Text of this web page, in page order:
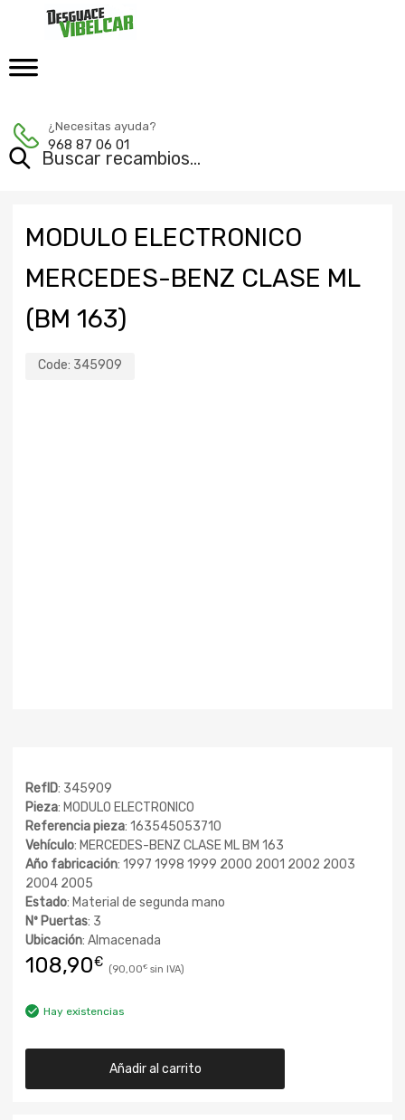
¿Necesitas ayuda?
968 87 06 01
MODULO ELECTRONICO
MERCEDES-BENZ CLASE ML
(BM 163)
Code: 345909
RefID: 345909
Pieza: MODULO ELECTRONICO
Referencia pieza: 163545053710
Vehículo: MERCEDES-BENZ CLASE ML BM 163
Año fabricación: 1997 1998 1999 2000 2001 2002 2003
2004 2005
Estado: Material de segunda mano
Nº Puertas: 3
Ubicación: Almacenada
108,90€ 90,00€
Hay existencias
Añadir al carrito